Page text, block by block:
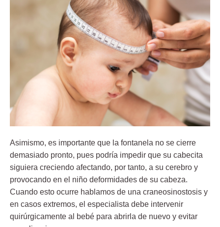
Asimismo, es importante que la fontanela no se cierre
demasiado pronto, pues podría impedir que su cabecita
siguiera creciendo afectando, por tanto, a su cerebro y
provocando en el niño deformidades de su cabeza.
Cuando esto ocurre hablamos de una craneosinostosis y
en casos extremos, el especialista debe intervenir
quirúrgicamente al bebé para abrirla de nuevo y evitar